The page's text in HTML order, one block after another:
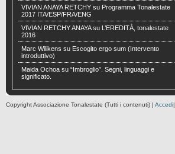
VIVIAN ANAYA RETCHY su Programma Tonalestate
2017 ITA/ESP/FRA/ENG
VIVIAN RETCHY ANAYAsu
L’EREDITÀ, tonalestate
2016
Marc Wilikens su Escogito ergo sum (Intervento
introduttivo)
Maida Ochoa su “Imbroglio”. Segni, linguaggi e
significato.
Copyright Associazione Tonalestate (Tutti i contenuti) | Accedi|